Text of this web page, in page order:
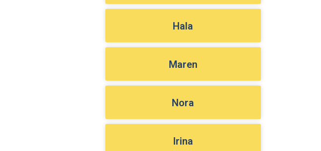
Hala
Maren
Nora
Irina